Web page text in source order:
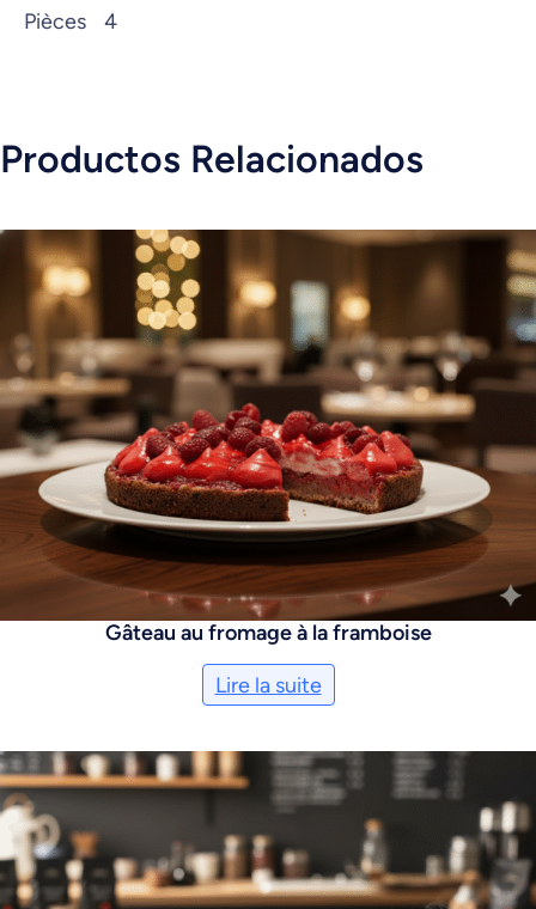
Pièces
4
Productos Relacionados
Gâteau au fromage à la framboise
Lire la suite